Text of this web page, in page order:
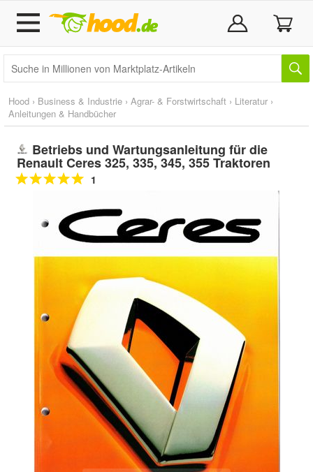
Hood › Business & Industrie › Agrar- & Forstwirtschaft › Literatur ›
Anleitungen & Handbücher
Betriebs und Wartungsanleitung für die
Renault Ceres 325, 335, 345, 355 Traktoren
1